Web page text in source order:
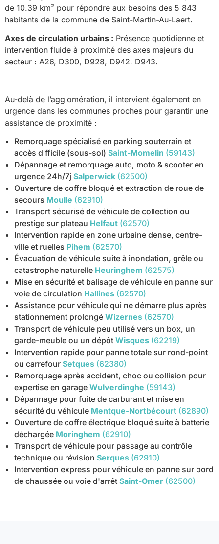
de 10.39 km² pour répondre aux besoins des 5 843
habitants de la commune de Saint-Martin-Au-Laert.
Axes de circulation urbains : Présence quotidienne et
intervention fluide à proximité des axes majeurs du
secteur : A26, D300, D928, D942, D943.
Au-delà de l’agglomération, il intervient également en
urgence dans les communes proches pour garantir une
assistance de proximité :
Remorquage spécialisé en parking souterrain et
accès difficile (sous-sol) Saint-Momelin (59143)
Dépannage et remorquage auto, moto & scooter en
urgence 24h/7j Salperwick (62500)
Ouverture de coffre bloqué et extraction de roue de
secours Moulle (62910)
Transport sécurisé de véhicule de collection ou
prestige sur plateau Helfaut (62570)
Intervention rapide en zone urbaine dense, centre-
ville et ruelles Pihem (62570)
Évacuation de véhicule suite à inondation, grêle ou
catastrophe naturelle Heuringhem (62575)
Mise en sécurité et balisage de véhicule en panne sur
voie de circulation Hallines (62570)
Assistance pour véhicule qui ne démarre plus après
stationnement prolongé Wizernes (62570)
Transport de véhicule peu utilisé vers un box, un
garde-meuble ou un dépôt Wisques (62219)
Intervention rapide pour panne totale sur rond-point
ou carrefour Setques (62380)
Remorquage après accident, choc ou collision pour
expertise en garage Wulverdinghe (59143)
Dépannage pour fuite de carburant et mise en
sécurité du véhicule Mentque-Nortbécourt (62890)
Ouverture de coffre électrique bloqué suite à batterie
déchargée Moringhem (62910)
Transport de véhicule pour passage au contrôle
technique ou révision Serques (62910)
Intervention express pour véhicule en panne sur bord
de chaussée ou voie d'arrêt Saint-Omer (62500)